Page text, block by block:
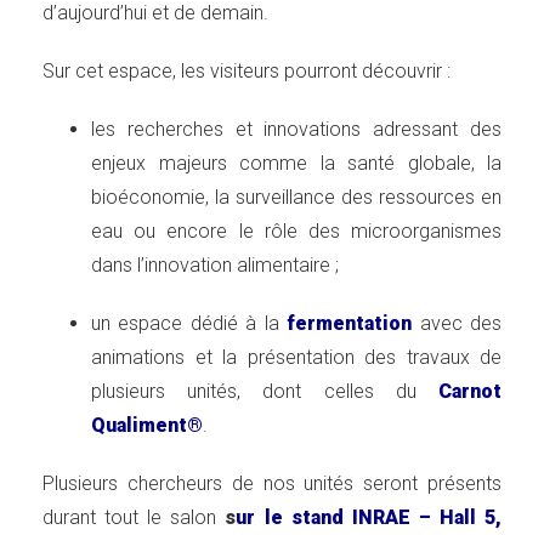
d’aujourd’hui et de demain.
Sur cet espace, les visiteurs pourront découvrir :
les recherches et innovations adressant des
enjeux majeurs comme la santé globale, la
bioéconomie, la surveillance des ressources en
eau ou encore le rôle des microorganismes
dans l’innovation alimentaire ;
un espace dédié à lafermentation avec des
animations et la présentation des travaux de
plusieurs unités, dont celles du Carnot
Qualiment®.
Plusieurs chercheurs de nos unités seront présents
durant tout le salon sur le stand INRAE – Hall 5,